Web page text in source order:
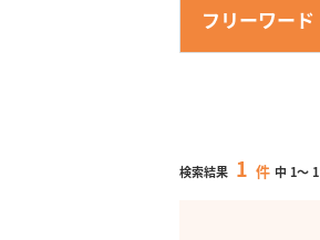
フリーワード
検索結果 1 件 中 1～ 1